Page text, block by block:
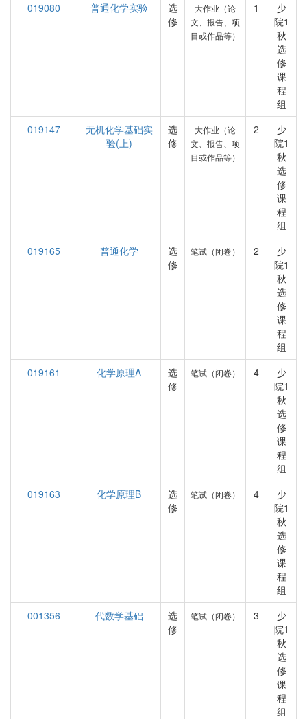
019080
普通化学实验
选
修
大作业（论
文、报告、项
目或作品等）
1
少
院1
秋
选
修
课
程
组
019147
无机化学基础实
验(上)
选
修
大作业（论
文、报告、项
目或作品等）
2
少
院1
秋
选
修
课
程
组
019165
普通化学
选
修
笔试（闭卷） 2
少
院1
秋
选
修
课
程
组
019161
化学原理A
选
修
笔试（闭卷） 4
少
院1
秋
选
修
课
程
组
019163
化学原理B
选
修
笔试（闭卷） 4
少
院1
秋
选
修
课
程
组
001356
代数学基础
选
修
笔试（闭卷） 3
少
院1
秋
选
修
课
程
组